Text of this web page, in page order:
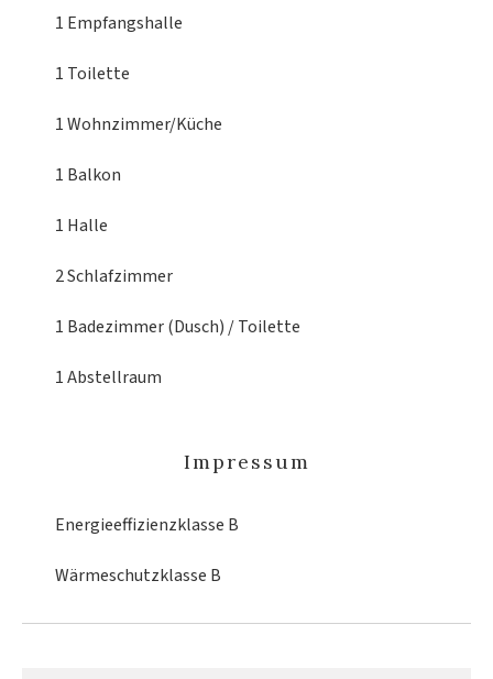
1 Empfangshalle
1 Toilette
1 Wohnzimmer/Küche
1 Balkon
1 Halle
2 Schlafzimmer
1 Badezimmer (Dusch) / Toilette
1 Abstellraum
Impressum
Energieeffizienzklasse B
Wärmeschutzklasse B